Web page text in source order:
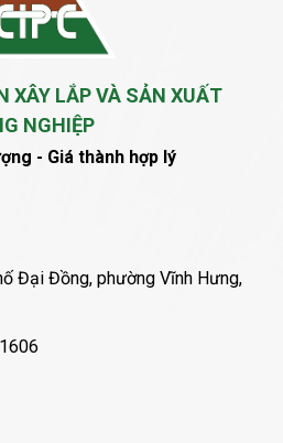
XÂY LẮP VÀ SẢN XUẤT
NGHIỆP
- Giá thành hợp lý
Đại Đồng, phường Vĩnh Hưng,